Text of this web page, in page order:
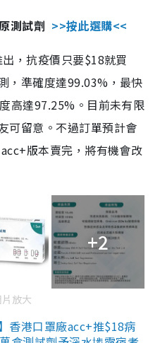
測試劑 >>按此選購<<
，抗疫價只要$18就買
，準確度達99.03%，最快
高達97.25%。目前未有限
可留意。不過訂單預計會
版本賣完，將有機會改
+2
放大
香港口罩廠acc+推$18病